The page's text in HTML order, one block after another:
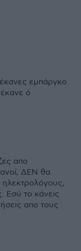
εμπάργκο
ό
απο
ΔΕΝ θα
ηλεκτρολόγους,
Εσύ το κάνεις
απο τους